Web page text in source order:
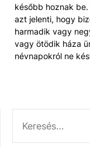
később hoznak
azt jelenti, hogy
harmadik vagy
vagy ötödik háza
névnapokról ne